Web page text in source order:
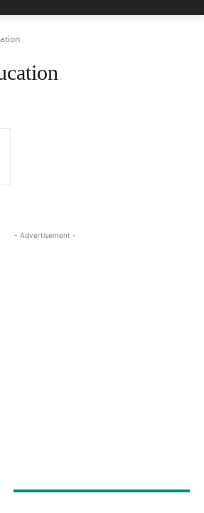
- Advertisement -